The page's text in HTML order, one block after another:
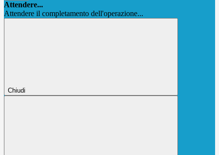
Attendere...
Attendere il completamento dell'operazione...
Chiudi